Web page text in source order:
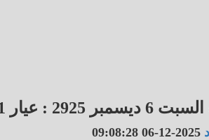
21 بـ 5600 جنيه
2025-12-06 09:08:28